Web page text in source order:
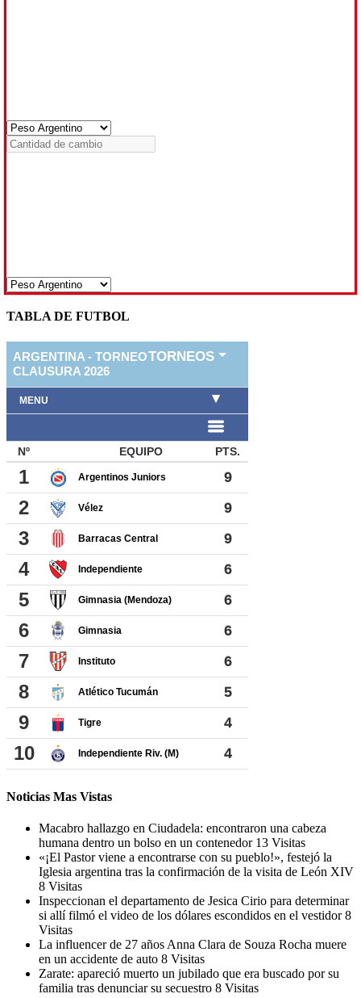
TABLA DE FUTBOL
Noticias Mas Vistas
Macabro hallazgo en Ciudadela: encontraron una cabeza
humana dentro un bolso en un contenedor 13 Visitas
«¡El Pastor viene a encontrarse con su pueblo!», festejó la
Iglesia argentina tras la confirmación de la visita de León XIV
8 Visitas
Inspeccionan el departamento de Jesica Cirio para determinar
si allí filmó el video de los dólares escondidos en el vestidor8
Visitas
La influencer de 27 años Anna Clara de Souza Rocha muere
en un accidente de auto 8 Visitas
Zarate: apareció muerto un jubilado que era buscado por su
familia tras denunciar su secuestro 8 Visitas